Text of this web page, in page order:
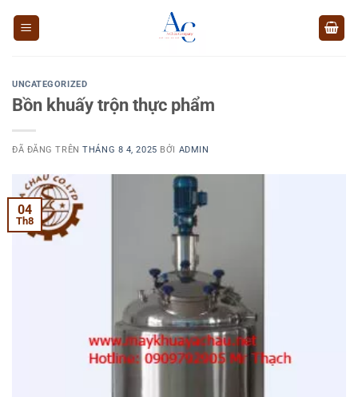
UNCATEGORIZED
Bồn khuấy trộn thực phẩm
ĐÃ ĐĂNG TRÊNTHÁNG 8 4, 2025 BỞI ADMIN
04
Th8